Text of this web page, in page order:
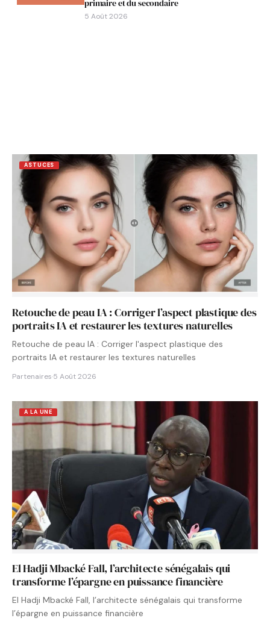
primaire et du secondaire
5 Août 2026
ASTUCES
Retouche de peau IA : Corriger l’aspect plastique des
portraits IA et restaurer les textures naturelles
Retouche de peau IA : Corriger l'aspect plastique des
portraits IA et restaurer les textures naturelles
Partenaires·5 Août 2026
A LA UNE
El Hadji Mbacké Fall, l’architecte sénégalais qui
transforme l’épargne en puissance financière
El Hadji Mbacké Fall, l’architecte sénégalais qui transforme
l’épargne en puissance financière